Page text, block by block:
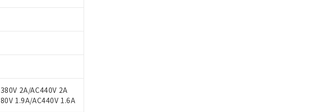
2A/AC440V 2A
1.9A/AC440V 1.6A
。
新日時点での社内データに基づき作成されるも
またはお客様担当のオムロン制御機器販売店・
ットワーク
」をご確認ください。
以下、
とを確認しています。
あることを示します。
いることを示します。
い。
PBDEs(ポリ臭化ジフェニルエーテル類) : 1000ppm、
府の輸出許可(または役務取引許可)を取得する
ど、違法に輸出されないよう必要な手段を講じ
物兵器またはその他武器並びにこれらの製造装
、2および3の内容を当該第三者に通知します。
に輸出するおそれがある場合は、取り引きをい